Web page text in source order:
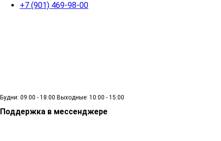
+7 (901) 469-98-00
Будни: 09:00 - 18:00 Выходные: 10:00 - 15:00
Поддержка в мессенджере